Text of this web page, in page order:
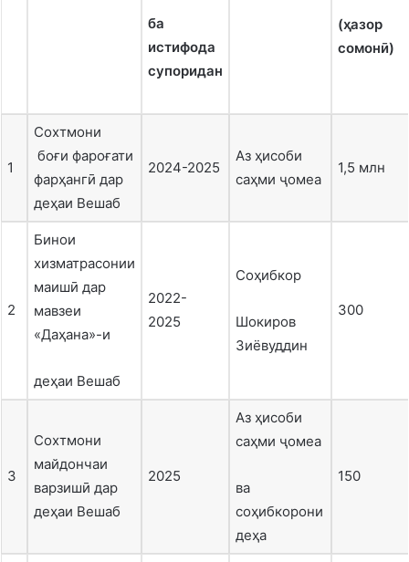
ба
истифода
супоридан
(ҳазор
сомонӣ)
1
Сохтмони
боғи фароғати
фарҳангӣ дар
деҳаи Вешаб
2024-2025
Аз ҳисоби
саҳми ҷомеа
1,5 млн
2
Бинои
хизматрасонии
маишӣ дар
мавзеи
«Даҳана»-и
деҳаи Вешаб
2022-
2025
Соҳибкор
Шокиров
Зиёвуддин
300
3
Сохтмони
майдончаи
варзишӣ дар
деҳаи Вешаб
2025
Аз ҳисоби
саҳми ҷомеа
ва
соҳибкорони
деҳа
150